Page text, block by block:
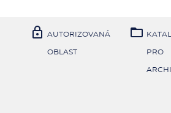
 AUTORIZOVANÁ
OBLAST

PRO